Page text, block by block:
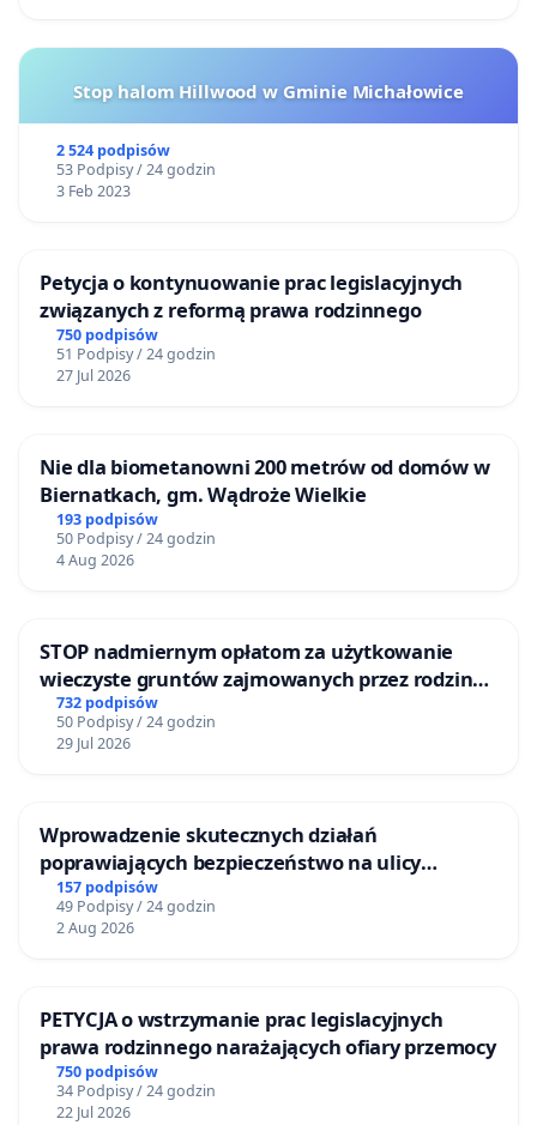
Stop halom Hillwood w Gminie Michałowice
2 524 podpisów
53 Podpisy / 24 godzin
3 Feb 2023
Petycja o kontynuowanie prac legislacyjnych
związanych z reformą prawa rodzinnego
750 podpisów
51 Podpisy / 24 godzin
27 Jul 2026
Nie dla biometanowni 200 metrów od domów w
Biernatkach, gm. Wądroże Wielkie
193 podpisów
50 Podpisy / 24 godzin
4 Aug 2026
STOP nadmiernym opłatom za użytkowanie
wieczyste gruntów zajmowanych przez rodzinne
ogrody działkowe.
732 podpisów
50 Podpisy / 24 godzin
29 Jul 2026
Wprowadzenie skutecznych działań
poprawiających bezpieczeństwo na ulicy
Żeromskiego w Otwocku
157 podpisów
49 Podpisy / 24 godzin
2 Aug 2026
PETYCJA o wstrzymanie prac legislacyjnych
prawa rodzinnego narażających ofiary przemocy
750 podpisów
34 Podpisy / 24 godzin
22 Jul 2026